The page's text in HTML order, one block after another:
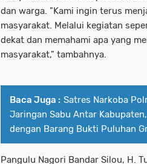
dan warga. "Kami ingin terus
masyarakat. Melalui kegiatan
dekat dan memahami apa yang
masyarakat," tambahnya.
Baca Juga : Satres Narkoba
Jaringan Sabu Antar
dengan Barang Bukti Puluhan
Pangulu Nagori Bandar Silou, H.